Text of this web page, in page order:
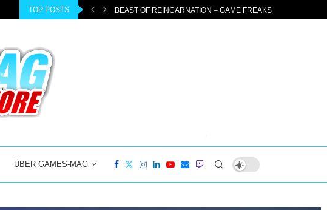
TOP POSTS
NEUES ABENTEUER... DIABLO 4: PTR 3.2.0 STARTET AM 04.08.2026 –...
ÜBER GAMES-MAG